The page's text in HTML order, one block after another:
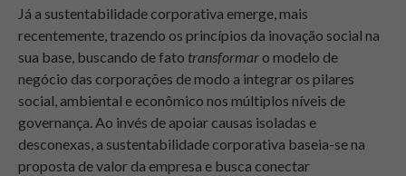
Já a sustentabilidade corporativa emerge, mais
recentemente, trazendo os princípios da inovação social na
sua base, buscando de fato transformaro modelo de
negócio das corporações de modo a integrar os pilares
social, ambiental e econômico nos múltiplos níveis de
governança. Ao invés de apoiar causas isoladas e
desconexas, a sustentabilidade corporativa baseia-se na
proposta de valor da empresa e busca conectar